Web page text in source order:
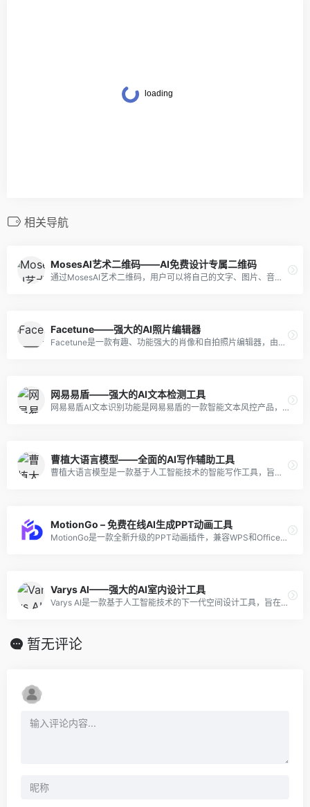
相关导航
MosesAI艺术二维码——AI免费设计专属二维码
通过MosesAI艺术二维码，用户可以将自己的文字、图片、音频、视频等信息转化为具有高度可读性和可分享性的二维码。
Facetune——强大的AI照片编辑器
Facetune是一款有趣、功能强大的肖像和自拍照片编辑器，由Lightricks Ltd开发。它可以帮助用户修饰和美化自拍和肖像照片，使其看起来更加专业和美观。
网易易盾——强大的AI文本检测工具
网易易盾AI文本识别功能是网易易盾的一款智能文本风控产品，旨在为企业提供文本内容安全的风险控制、内容合规和内容运营等文本风控全流程服务。该产品结合了自然语言处理和机器学习等技术，可以对文本内容进行智能识别、风险评估和内容管理等方面的处理。
曹植大语言模型——全面的AI写作辅助工具
曹植大语言模型是一款基于人工智能技术的智能写作工具，旨在为用户提供全方位的写作辅助和支持。
MotionGo – 免费在线AI生成PPT动画工具
MotionGo是一款全新升级的PPT动画插件，兼容WPS和Office软件。它以轻量级的产品特点，为用户的PPT制作带来高效、便捷的体验。
Varys AI——强大的AI室内设计工具
Varys AI是一款基于人工智能技术的下一代空间设计工具，旨在帮助用户快速创建高质量的室内设计方案，并提供实时渲染和交互式体验。
暂无评论